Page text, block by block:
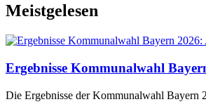
Meistgelesen
Ergebnisse Kommunalwahl
Die Ergebnisse der Kommunalwahl Bayern